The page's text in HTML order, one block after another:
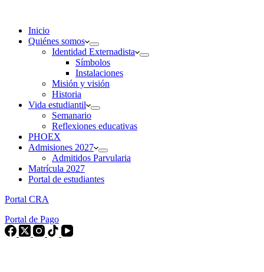
Inicio
Quiénes somos
Identidad Externadista
Símbolos
Instalaciones
Misión y visión
Historia
Vida estudiantil
Semanario
Reflexiones educativas
PHOEX
Admisiones 2027
Admitidos Parvularia
Matrícula 2027
Portal de estudiantes
Portal CRA
Portal de Pago